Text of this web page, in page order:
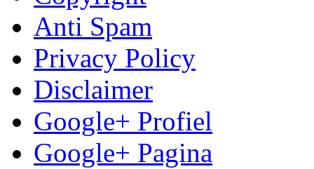
Anti Spam
Privacy Policy
Disclaimer
Google+ Profiel
Google+ Pagina